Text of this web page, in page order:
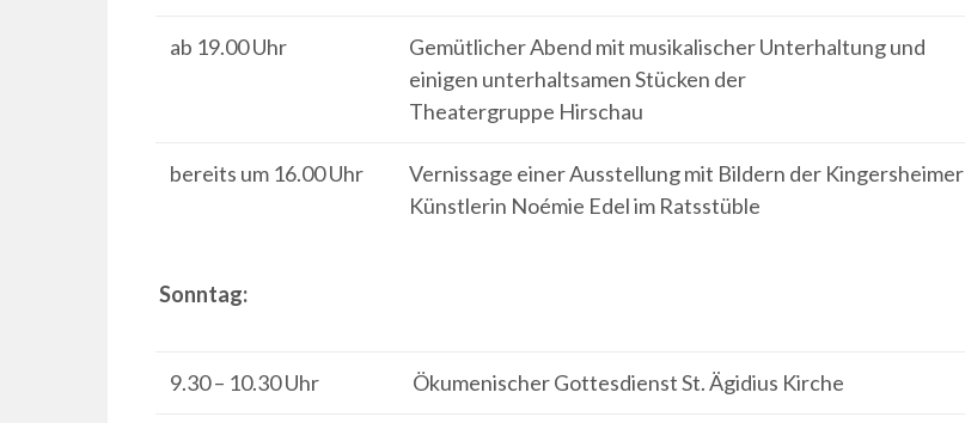
ab 19.00 Uhr
Gemütlicher Abend mit musikalischer Unterhaltung und
einigen unterhaltsamen Stücken der
Theatergruppe Hirschau
bereits um 16.00 Uhr
Vernissage einer Ausstellung mit Bildern der Kingersheimer
Künstlerin Noémie Edel im Ratsstüble
Sonntag:
9.30 – 10.30 Uhr Ökumenischer Gottesdienst St. Ägidius Kirche